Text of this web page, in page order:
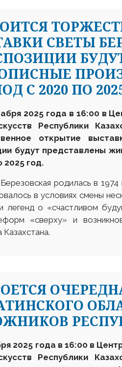
СВЕТЫ
С 2020 ПО
2025 года в 16:00 в
Республики
открытие
будут представлены
2025 год.
родилась в
в условиях смены
легенд о «счастливом
«сверху» и
Казахстана.
2025 года в 16:00 в
Республики